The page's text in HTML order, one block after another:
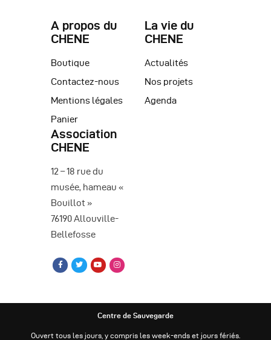
A propos du
CHENE
Boutique
Contactez-nous
Mentions légales
Panier
La vie du
CHENE
Actualités
Nos projets
Agenda
Association
CHENE
12 – 18 rue du
musée, hameau «
Bouillot »
76190 Allouville-
Bellefosse
Centre de Sauvegarde
Ouvert tous les jours, y compris les week-ends et jours fériés.